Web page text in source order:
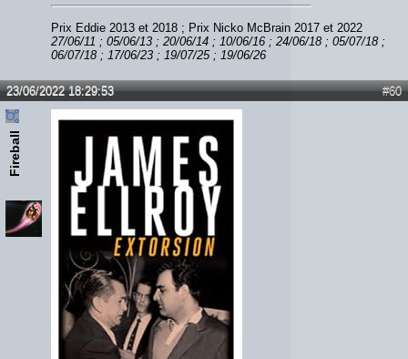
Prix Eddie 2013 et 2018 ; Prix Nicko McBrain 2017 et 2022
27/06/11 ; 05/06/13 ; 20/06/14 ; 10/06/16 ; 24/06/18 ; 05/07/18 ;
06/07/18 ; 17/06/23 ; 19/07/25 ; 19/06/26
#60
23/06/2022 18:29:53
Fireball